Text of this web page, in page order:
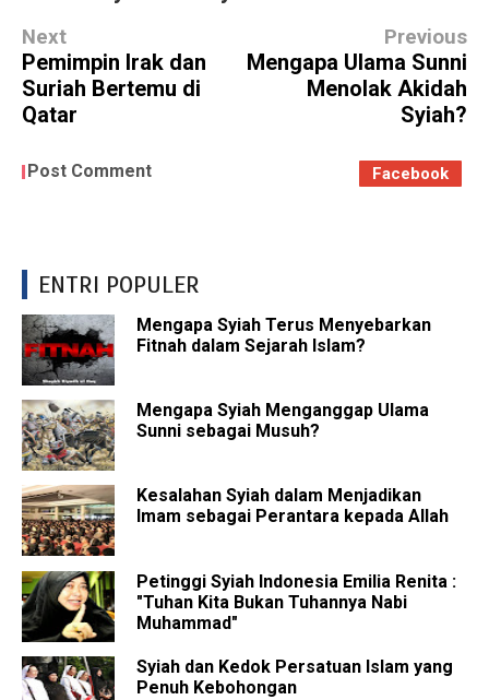
Next
Pemimpin Irak dan
Suriah Bertemu di
Qatar
Previous
Mengapa Ulama Sunni
Menolak Akidah
Syiah?
Post Comment Facebook
ENTRI POPULER
Mengapa Syiah Terus Menyebarkan
Fitnah dalam Sejarah Islam?
Mengapa Syiah Menganggap Ulama
Sunni sebagai Musuh?
Kesalahan Syiah dalam Menjadikan
Imam sebagai Perantara kepada Allah
Petinggi Syiah Indonesia Emilia Renita :
"Tuhan Kita Bukan Tuhannya Nabi
Muhammad"
Syiah dan Kedok Persatuan Islam yang
Penuh Kebohongan